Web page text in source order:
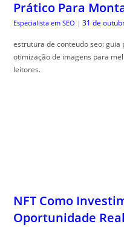
Prático Para
Especialista em SEO | 31 de
estrutura de conteudo seo: guia
otimização de imagens para
leitores.
NFT Como
Oportunidade